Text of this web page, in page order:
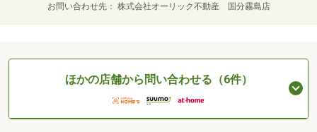
お問い合わせ先 株式会社オーリック不動産 国分霧島店
ほかの店舗から問い合わせる（6件）